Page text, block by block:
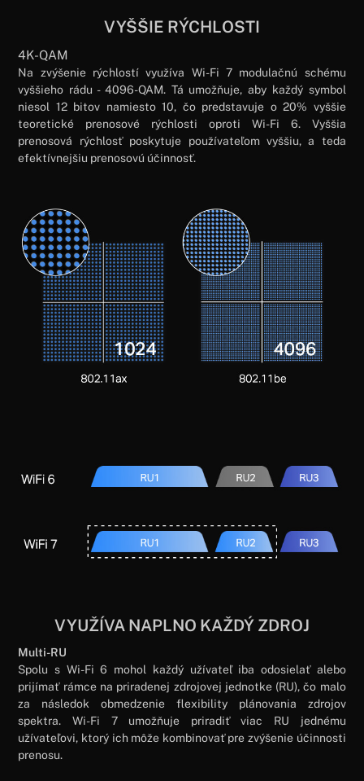
VYŠŠIE RÝCHLOSTI
4K-QAM
Na zvýšenie rýchlostí využíva Wi-Fi 7 modulačnú schému
vyššieho rádu - 4096-QAM. Tá umožňuje, aby každý symbol
niesol 12 bitov namiesto 10, čo predstavuje o 20% vyššie
teoretické prenosové rýchlosti oproti Wi-Fi 6. Vyššia
prenosová rýchlosť poskytuje používateľom vyššiu, a teda
efektívnejšiu prenosovú účinnosť.
VYUŽÍVA NAPLNO KAŽDÝ ZDROJ
Multi-RU
Spolu s Wi-Fi 6 mohol každý užívateľ iba odosielať alebo
prijímať rámce na priradenej zdrojovej jednotke (RU), čo malo
za následok obmedzenie flexibility plánovania zdrojov
spektra. Wi-Fi 7 umožňuje priradiť viac RU jednému
užívateľovi, ktorý ich môže kombinovať pre zvýšenie účinnosti
prenosu.